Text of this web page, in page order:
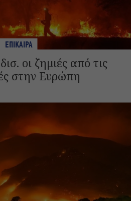
ΕΠΙΚΑΙΡΑ
οι ζημιές από τις
στην Ευρώπη